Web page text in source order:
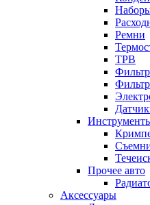
Ремни
ТРВ
Прочее авто
Аксессуары